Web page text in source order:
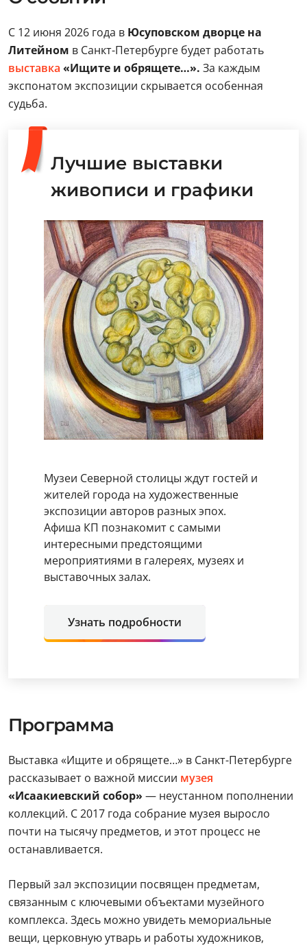
С 12 июня 2026 года в Юсуповском дворце на
Литейном в Санкт-Петербурге будет работать
выставка «Ищите и обрящете…». За каждым
экспонатом экспозиции скрывается особенная
судьба.
Лучшие выставки
живописи и графики
Музеи Северной столицы ждут гостей и
жителей города на художественные
экспозиции авторов разных эпох.
Афиша КП познакомит с самыми
интересными предстоящими
мероприятиями в галереях, музеях и
выставочных залах.
Узнать подробности
Программа
Выставка «Ищите и обрящете…» в Санкт-Петербурге
рассказывает о важной миссии музея
«Исаакиевский собор» — неустанном пополнении
коллекций. С 2017 года собрание музея выросло
почти на тысячу предметов, и этот процесс не
останавливается.
Первый зал экспозиции посвящен предметам,
связанным с ключевыми объектами музейного
комплекса. Здесь можно увидеть мемориальные
вещи, церковную утварь и работы художников,